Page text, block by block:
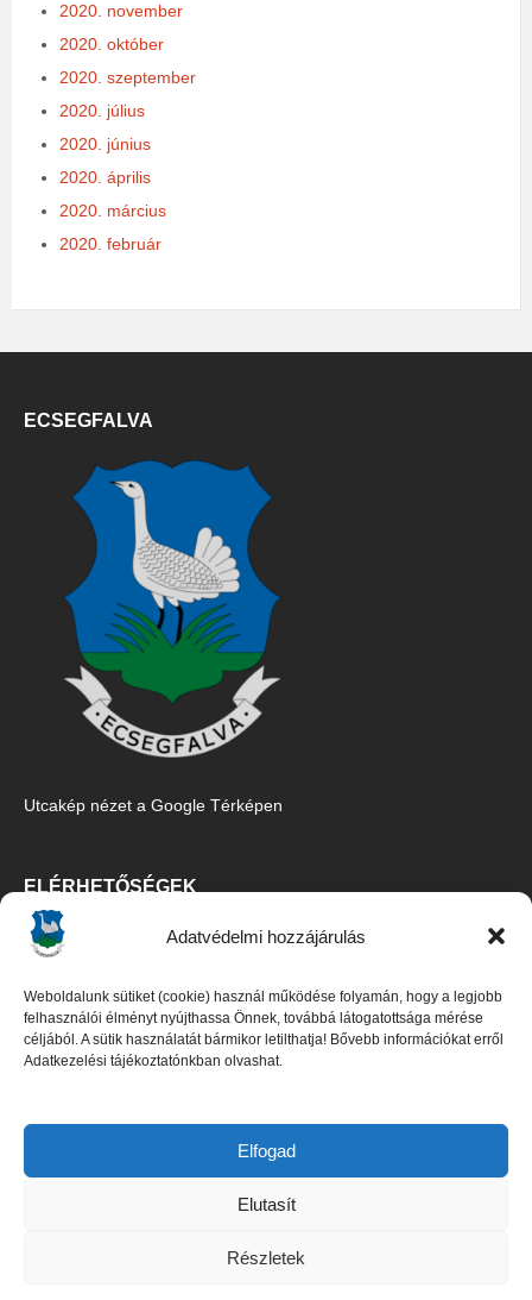
Adatvédelmi hozzájárulás
Weboldalunk sütiket (cookie) használ működése folyamán, hogy a legjobb
felhasználói élményt nyújthassa Önnek, továbbá látogatottsága mérése
céljából. A sütik használatát bármikor letilthatja! Bővebb információkat erről
Adatkezelési tájékoztatónkban olvashat.
Elfogad
Elutasít
Részletek
2020. november
2020. október
2020. szeptember
2020. július
2020. június
2020. április
2020. március
2020. február
ECSEGFALVA
Utcakép nézet a Google Térképen
ELÉRHETŐSÉGEK
Ecsegfalva Község Önkormányzata
5515 Ecsegfalva, Fő u. 67.
Tel/Fax:06-30/427-5091,06-66/487-100
E-mail:titkarsag@ecsegfalva.hu
06-66/483-100